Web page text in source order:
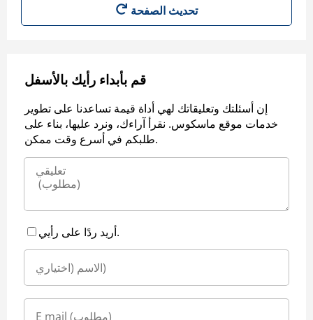
تحديث الصفحة
قم بأبداء رأيك بالأسفل
إن أسئلتك وتعليقاتك لهي أداة قيمة تساعدنا على تطوير
خدمات موقع ماسكوس. نقرأ آراءك، ونرد عليها، بناء على
طلبكم في أسرع وقت ممكن.
أريد ردًا على رأيي.